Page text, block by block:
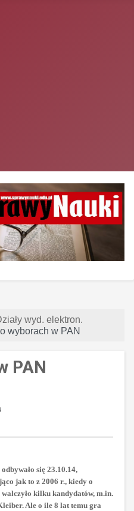
wyd. elektron.
wyborach w PAN
PAN
się 23.10.14,
jak to z 2006 r., kiedy o
kilku kandydatów, m.in.
Ale o ile 8 lat temu gra